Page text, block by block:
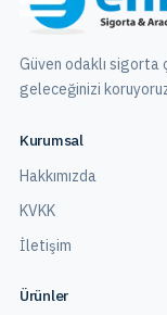
Güven odaklı sigorta
geleceğinizi
Kurumsal
Hakkımızda
KVKK
İletişim
Ürünler